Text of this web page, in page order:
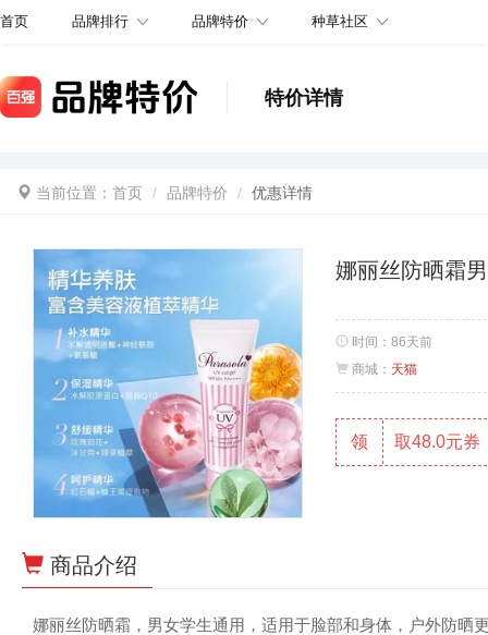
首页 品牌排行 品牌特价 种草社区
特价详情
当前位置： 首页 品牌特价 优惠详情
娜丽丝防晒霜
时间： 86天前
商城： 天猫
领 取48.0元券
商品介绍
娜丽丝防晒霜，男女学生通用，适用于脸部和身体，户外防晒